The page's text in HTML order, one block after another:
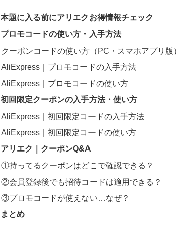
本題に入る前にアリエクお得情報チェック
プロモコードの使い方・入手方法
クーポンコードの使い方（PC・スマホアプリ版）
AliExpress｜プロモコードの入手方法
AliExpress｜プロモコードの使い方
初回限定クーポンの入手方法・使い方
AliExpress｜初回限定コードの入手方法
AliExpress｜初回限定コードの使い方
アリエク｜クーポンQ&A
①持ってるクーポンはどこで確認できる？
②会員登録後でも招待コードは適用できる？
③プロモコードが使えない…なぜ？
まとめ